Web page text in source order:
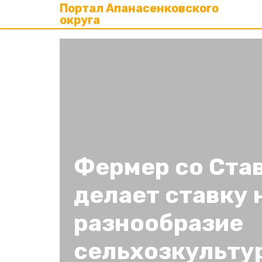
Портал Апанасенковского
округа
Фермер со
делает ставку
разнообразие